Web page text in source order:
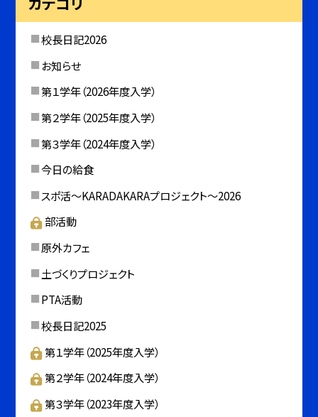
校長日記2026
お知らせ
第１学年（2026年度入学）
第２学年（2025年度入学）
第３学年（2024年度入学）
今日の給食
スポ活～KARADAKARAプロジェクト～2026
部活動
原外カフェ
土づくりプロジェクト
PTA活動
校長日記2025
第１学年（2025年度入学）
第２学年（2024年度入学）
第３学年（2023年度入学）